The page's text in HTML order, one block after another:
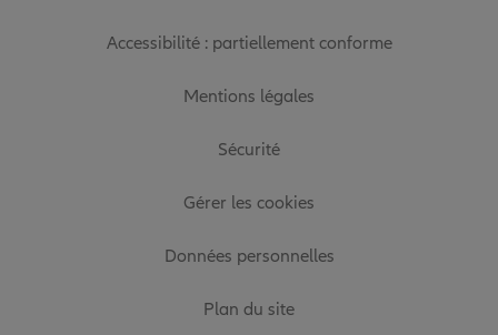
Accessibilité : partiellement conforme
Mentions légales
Sécurité
Gérer les cookies
Données personnelles
Plan du site